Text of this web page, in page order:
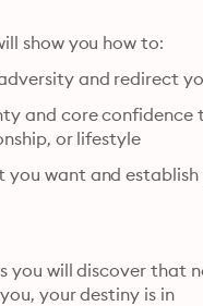
show you how to:
and redirect
and core confidence
or lifestyle
you want and
you will discover that
your destiny is in